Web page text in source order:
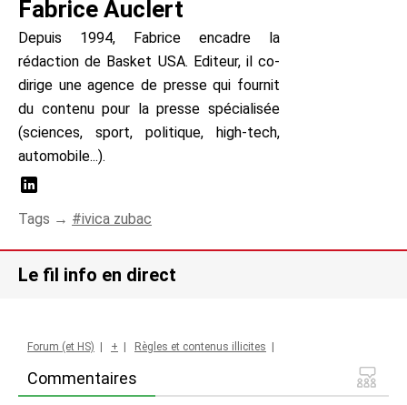
Fabrice Auclert
Depuis 1994, Fabrice encadre la
rédaction de Basket USA. Editeur, il co-
dirige une agence de presse qui fournit
du contenu pour la presse spécialisée
(sciences, sport, politique, high-tech,
automobile...).
Tags → ivica zubac
Le fil info en direct
Commentaires
Forum (et HS) + Règles et contenus illicites